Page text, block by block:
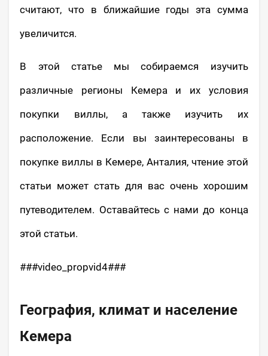
считают, что в ближайшие годы эта сумма
увеличится.
В этой статье мы собираемся изучить
различные регионы Кемера и их условия
покупки виллы, а также изучить их
расположение. Если вы заинтересованы в
покупке виллы в Кемере, Анталия, чтение этой
статьи может стать для вас очень хорошим
путеводителем. Оставайтесь с нами до конца
этой статьи.
###video_propvid4###
География, климат и население
Кемера